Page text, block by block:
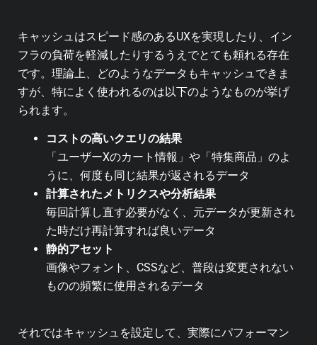
キャッシュはスピード感のあるUXを実現したり、イン
フラの負荷を軽減したりするうえでとても頼れる存在
です。 理論上、どのようなデータもキャッシュできま
すが、特によく使われるのは以下のようなものが挙げ
られます。
コストの高いクエリの結果
「ユーザーXのカート情報」や「特集商品」のよ
うに、何度も同じ結果が返されるデータ
計算されたメトリクスや分析結果
毎回計算し直す必要がなく、元データが更新され
た時だけ再計算すれば良いデータ
静的アセット
画像やフォント、CSSなど、普段は変更されない
ものの頻繁に使用されるデータ
それではキャッシュを設定して、実際にパフォーマン